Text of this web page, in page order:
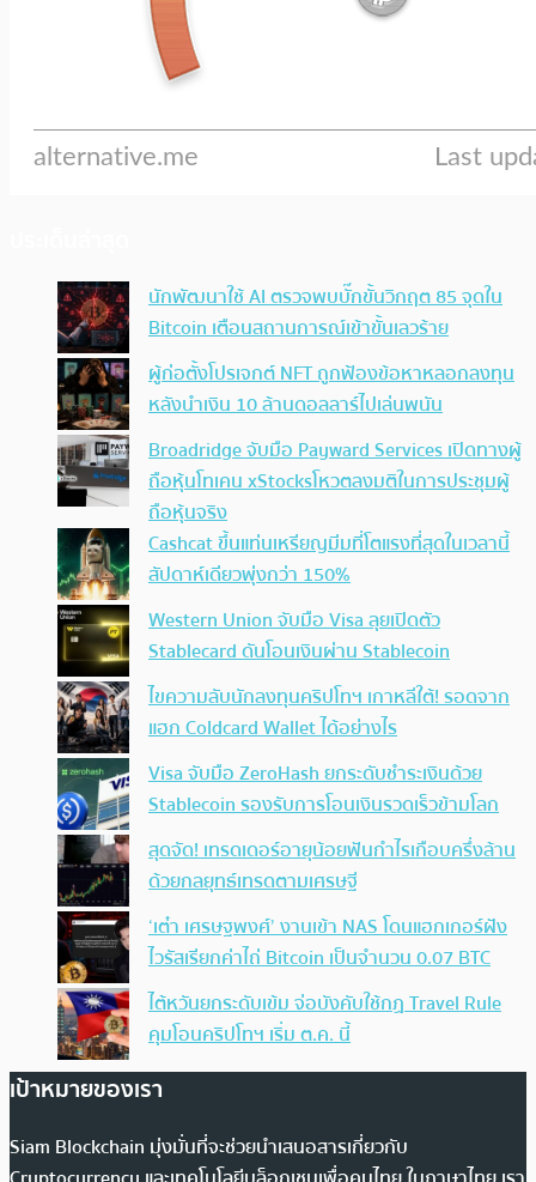
นักพัฒนาใช้ AI ตรวจพบบั๊กขั้นวิกฤต 85 จุดใน
Bitcoin เตือนสถานการณ์เข้าขั้นเลวร้าย
ผู้ก่อตั้งโปรเจกต์ NFT ถูกฟ้องข้อหาหลอกลงทุน
หลังนำเงิน 10 ล้านดอลลาร์ไปเล่นพนัน
Broadridge จับมือ Payward Services เปิดทางผู้
ถือหุ้นโทเคน xStocksโหวตลงมติในการประชุมผู้
ถือหุ้นจริง
Cashcat ขึ้นแท่นเหรียญมีมที่โตแรงที่สุดในเวลานี้
สัปดาห์เดียวพุ่งกว่า 150%
Western Union จับมือ Visa ลุยเปิดตัว
Stablecard ดันโอนเงินผ่าน Stablecoin
ไขความลับนักลงทุนคริปโทฯ เกาหลีใต้! รอดจาก
แฮก Coldcard Wallet ได้อย่างไร
Visa จับมือ ZeroHash ยกระดับชำระเงินด้วย
Stablecoin รองรับการโอนเงินรวดเร็วข้ามโลก
สุดจัด! เทรดเดอร์อายุน้อยฟันกำไรเกือบครึ่งล้าน
ด้วยกลยุทธ์เทรดตามเศรษฐี
‘เต๋า เศรษฐพงศ์’ งานเข้า NAS โดนแฮกเกอร์ฝัง
ไวรัสเรียกค่าไถ่ Bitcoin เป็นจำนวน 0.07 BTC
ไต้หวันยกระดับเข้ม จ่อบังคับใช้กฏ Travel Rule
คุมโอนคริปโทฯ เริ่ม ต.ค. นี้
เป้าหมายของเรา
Siam Blockchain มุ่งมั่นที่จะช่วยนำเสนอสารเกี่ยวกับ